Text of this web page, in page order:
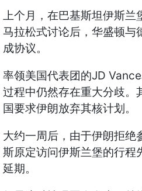
上个月，在巴基斯坦伊斯兰
马拉松式讨论后，华盛顿与
成协议。
率领美国代表团的JD Vance
过程中仍然存在重大分歧。
国要求伊朗放弃其核计划。
大约一周后，由于伊朗拒绝
斯原定访问伊斯兰堡的行程
延期。